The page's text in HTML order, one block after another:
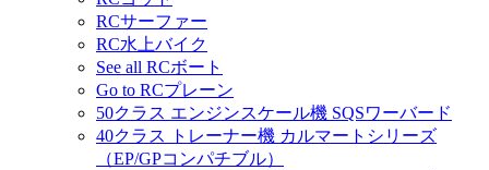
RCサーファー
RC水上バイク
See all RCボート
Go to RCプレーン
50クラス エンジンスケール機 SQSワーバード
40クラス トレーナー機 カルマートシリーズ
（EP/GPコンパチブル）